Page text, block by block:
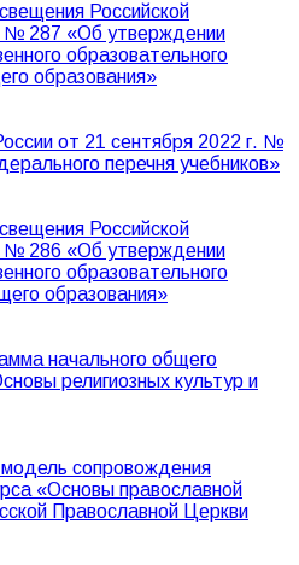
Российской
287 «Об утверждении
образовательного
образования»
от 21 сентября 2022 г. №
перечня учебников»
Российской
286 «Об утверждении
образовательного
образования»
начального общего
религиозных культур и
модель сопровождения
«Основы православной
Православной Церкви